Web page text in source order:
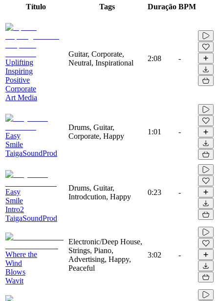
Título Tags Duração BPM
Uplifting
Inspiring
Positive
Corporate
Art Media
Guitar, Corporate,
Neutral, Inspirational
2:08 -
Easy
Smile
TaigaSoundProd
Drums, Guitar,
Corporate, Happy
1:01 -
Easy
Smile
Intro2
TaigaSoundProd
Drums, Guitar,
Introdcution, Happy
0:23 -
Where the
Wind
Blows
Wavit
Electronic/Deep House,
Strings, Piano,
Advertising, Happy,
Peaceful
3:02 -